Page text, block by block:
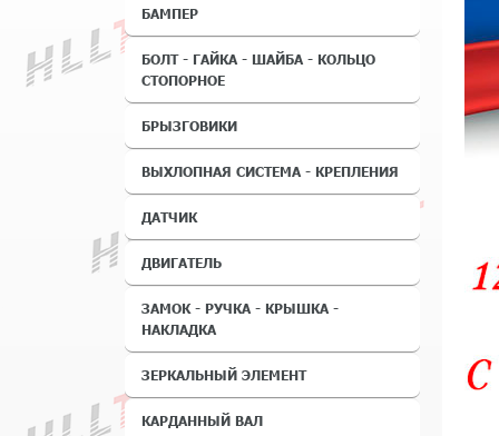
БАМПЕР
БОЛТ - ГАЙКА - ШАЙБА - КОЛЬЦО
СТОПОРНОЕ
БРЫЗГОВИКИ
ВЫХЛОПНАЯ СИСТЕМА - КРЕПЛЕНИЯ
ДАТЧИК
ДВИГАТЕЛЬ
ЗАМОК - РУЧКА - КРЫШКА -
НАКЛАДКА
ЗЕРКАЛЬНЫЙ ЭЛЕМЕНТ
КАРДАННЫЙ ВАЛ